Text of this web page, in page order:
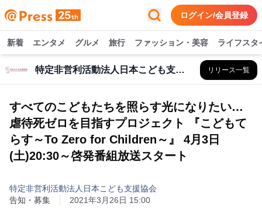
ログイン/会員登録
新着 エンタメ グルメ 旅行 ファッション・美容 ライフスタ
特定非営利活動法人日本こども支援協会 リリース一覧
すべてのこどもたちを照らす光になりたい…
虐待死ゼロを目指すプロジェクト 『こどもて
らす～To Zero for Children～』 4月3日
(土)20:30～啓発番組放送スタート
特定非営利活動法人日本こども支援協会
告知・募集
2021年3月26日 15:00